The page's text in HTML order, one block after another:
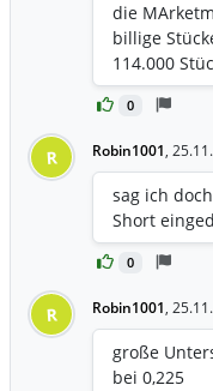
0
die
billige
114.000
R Robin1001,
0
sag ich
Short
R Robin1001,
große
bei 0,225